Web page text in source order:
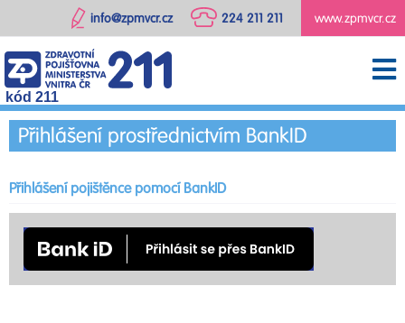
www.zpmvcr.cz
224 211 211
info@zpmvcr.cz
kód 211
Přihlášení prostřednictvím BankID
Přihlášení pojištěnce pomocí BankID